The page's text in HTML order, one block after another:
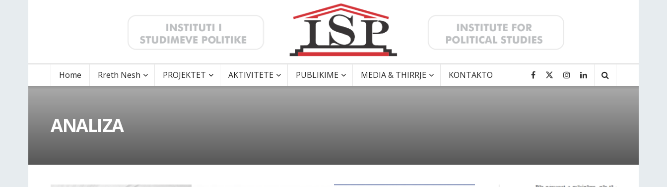
Home Rreth Nesh PROJEKTET AKTIVITETE PUBLIKIME MEDIA & THIRRJE KONTAKTO
ANALIZA